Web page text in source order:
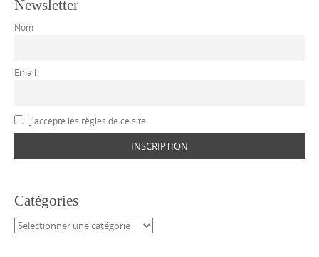
Newsletter
Nom
Email
J'accepte les règles de ce site
Catégories
Catégories